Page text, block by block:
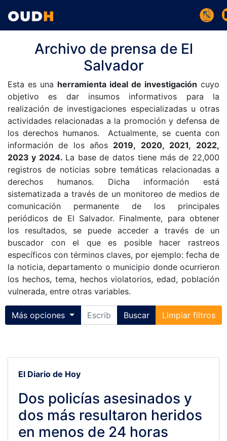
Archivo de prensa de El
Salvador
Esta es una herramienta ideal de investigación cuyo
objetivo es dar insumos informativos para la
realización de investigaciones especializadas u otras
actividades relacionadas a la promoción y defensa de
los derechos humanos. Actualmente, se cuenta con
información de los años 2019, 2020, 2021, 2022,
2023 y 2024. La base de datos tiene más de 22,000
registros de noticias sobre temáticas relacionadas a
derechos humanos. Dicha información está
sistematizada a través de un monitoreo de medios de
comunicación permanente de los principales
periódicos de El Salvador. Finalmente, para obtener
los resultados, se puede acceder a través de un
buscador con el que es posible hacer rastreos
específicos con términos claves, por ejemplo: fecha de
la noticia, departamento o municipio donde ocurrieron
los hechos, tema, hechos violatorios, edad, población
vulnerada, entre otras variables.
Toggle collapse
Más opciones Buscar Limpiar filtros
El Diario de Hoy
Dos policías asesinados y
dos más resultaron heridos
en menos de 24 horas